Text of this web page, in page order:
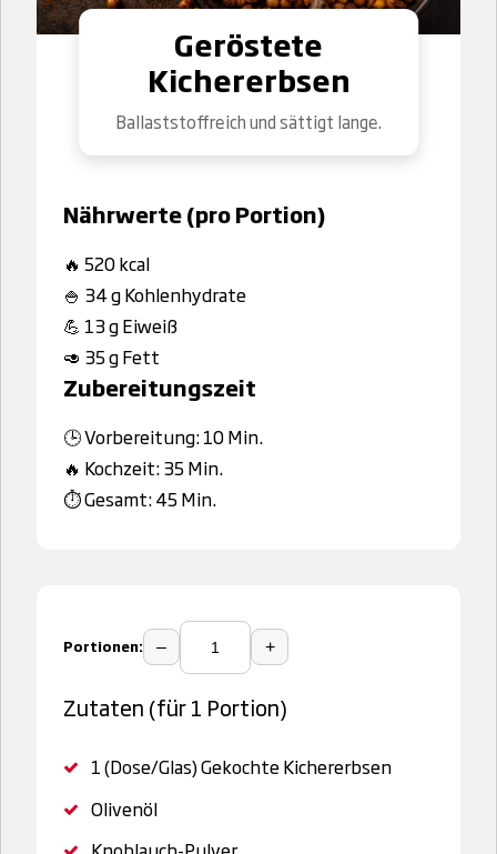
Geröstete
Kichererbsen
Ballaststoffreich und sättigt lange.
Nährwerte (pro Portion)
🔥 520 kcal
🍚 34 g Kohlenhydrate
💪 13 g Eiweiß
🥑 35 g Fett
Zubereitungszeit
🕒 Vorbereitung: 10 Min.
🔥 Kochzeit: 35 Min.
⏱️ Gesamt: 45 Min.
Portionen: – +
Zutaten (für 1 Portion)
1 (Dose/Glas)Gekochte Kichererbsen
Olivenöl